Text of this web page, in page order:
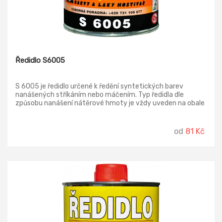
Ředidlo S6005
S 6005 je ředidlo určené k ředění syntetických barev
nanášených stříkáním nebo máčením. Typ ředidla dle
způsobu nanášení nátěrové hmoty je vždy uveden na obale
od 81 Kč